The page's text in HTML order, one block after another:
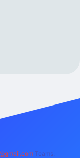
https://
Teams: